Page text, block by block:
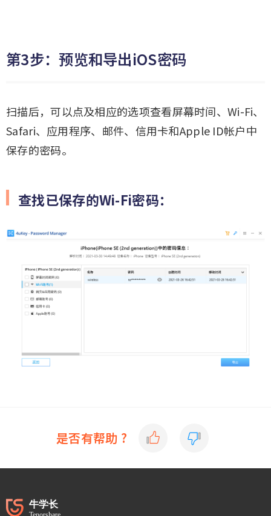
第3步：预览和导出iOS密码
扫描后，可以点及相应的选项查看屏幕时间、Wi-Fi、
Safari、应用程序、邮件、信用卡和Apple ID帐户中
保存的密码。
查找已保存的Wi-Fi密码：
是否有帮助 ?